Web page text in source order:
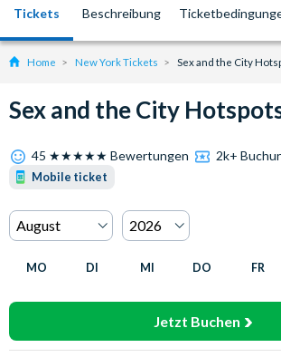
Tickets Beschreibung
Home New York Tickets Sex and the City
Sex and the City
45 ★★★★★ Bewertungen 2k+
Mobile ticket
MO DI MI DO FR
Jetzt Buchen